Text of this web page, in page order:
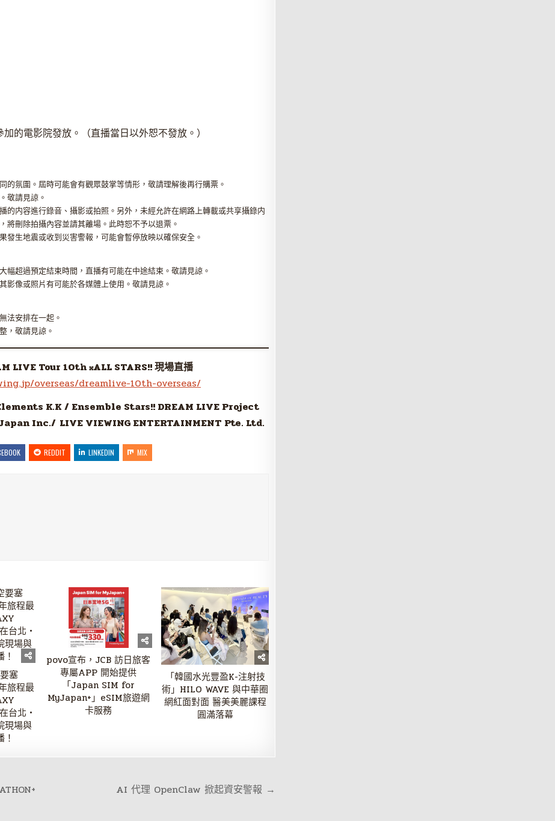
的電影院發放。（直播當日以外恕不發放。）
氛圍。屆時可能會有觀眾鼓掌等情形，敬請理解後再行購票。
敬請見諒。
内容進行錄音、攝影或拍照。另外，未經允許在網路上轉載或共享攝錄内
刪除拍攝內容並請其離場。此時恕不予以退票。
生地震或收到災害警報，可能會暫停放映以確保安全。
超過預定結束時間，直播有可能在中途結束。敬請見諒。
像或照片有可能於各媒體上使用。敬請見諒。
法安排在一起。
，敬請見諒。
LIVE Tour 10th 𝄪ALL STARS!! 現場直播
overseas/dreamlive-10th-overseas/
K.K / Ensemble Stars!! DREAM LIVE Project
Inc./ LIVE VIEWING ENTERTAINMENT Pte. Ltd.
REDDIT LINKEDIN MIX
塞
旅程最
台北・
現場與
povo宣布，JCB 訪日旅客
專屬APP 開始提供
「Japan SIM for
MyJapan+」eSIM旅遊網
卡服務
「韓國水光豐盈K-注射技
術」HILO WAVE 與中華圈
網紅面對面 醫美美麗課程
圓滿落幕
AI 代理 OpenClaw 掀起資安警報 →